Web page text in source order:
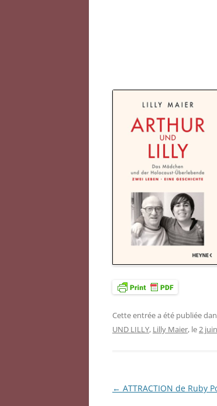
Cette entrée a été publiée
UND LILLY, Lilly Maier, le2
Navigation
← ATTRACTION de Ruby